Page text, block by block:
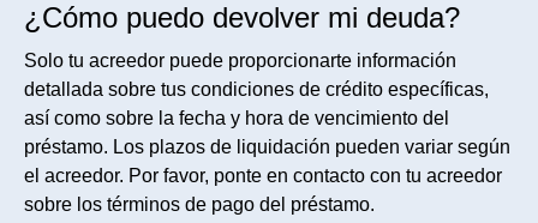
¿Cómo puedo devolver mi deuda?
Solo tu acreedor puede proporcionarte información
detallada sobre tus condiciones de crédito específicas,
así como sobre la fecha y hora de vencimiento del
préstamo. Los plazos de liquidación pueden variar según
el acreedor. Por favor, ponte en contacto con tu acreedor
sobre los términos de pago del préstamo.